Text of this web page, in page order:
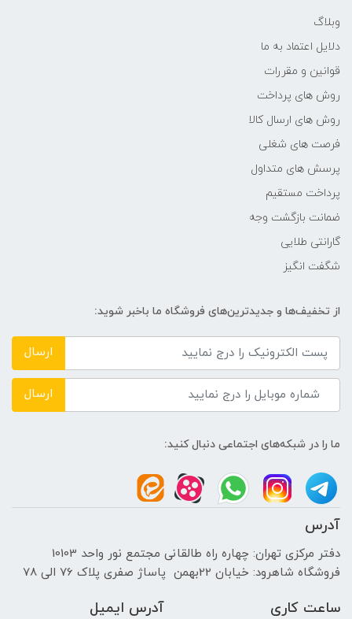
وبلاگ
دلایل اعتماد به ما
قوانین و مقررات
روش های پرداخت
روش های ارسال کالا
فرصت های شغلی
پرسش های متداول
پرداخت مستقیم
ضمانت بازگشت وجه
گارانتی طلایی
شگفت انگیز
از تخفیف‌ها و جدیدترین‌های فروشگاه ما باخبر شوید:
ارسال
ارسال
ما را در شبکه‌های اجتماعی دنبال کنید:
آدرس
دفتر مرکزی تهران: چهاره راه طالقانی مجتمع نور واحد 10103
فروشگاه شاهرود: خیابان 22بهمن پاساژ صفری پلاک 76 الی 78
ساعت کاری آدرس ایمیل